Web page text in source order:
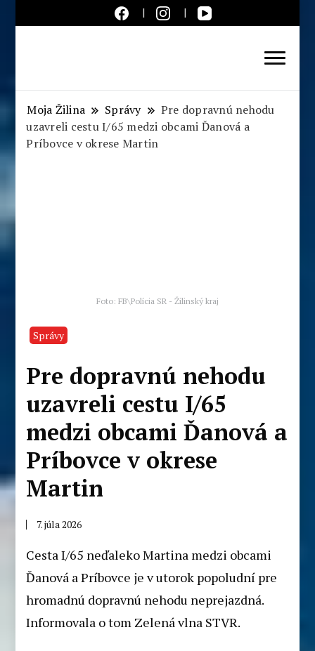
Slovensko
Moja Žilina Správy
Pre dopravnú nehodu
uzavreli cestu I/65 medzi obcami Ďanová a
Príbovce v okrese Martin
Foto: FB\Polícia SR - Žilinský kraj
Správy
Pre dopravnú nehodu
uzavreli cestu I/65
medzi obcami Ďanová a
Príbovce v okrese
Martin
7. júla 2026
Cesta I/65 neďaleko Martina medzi obcami
Ďanová a Príbovce je v utorok popoludní pre
hromadnú dopravnú nehodu neprejazdná.
Informovala o tom Zelená vlna STVR.